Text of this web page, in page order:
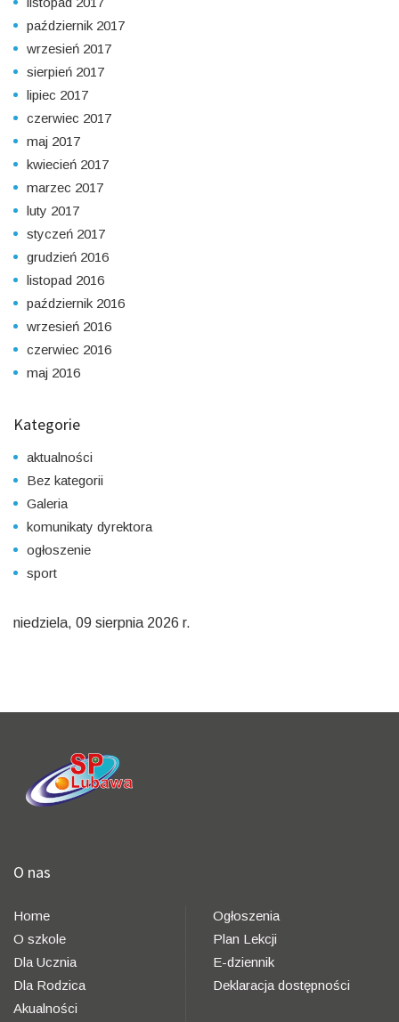
październik 2017
wrzesień 2017
sierpień 2017
lipiec 2017
czerwiec 2017
maj 2017
kwiecień 2017
marzec 2017
luty 2017
styczeń 2017
grudzień 2016
listopad 2016
październik 2016
wrzesień 2016
czerwiec 2016
maj 2016
Kategorie
aktualności
Bez kategorii
Galeria
komunikaty dyrektora
ogłoszenie
sport
niedziela, 09 sierpnia 2026 r.
O nas
Home
O szkole
Dla Ucznia
Dla Rodzica
Akualności
Ogłoszenia
Plan Lekcji
E-dziennik
Deklaracja dostępności